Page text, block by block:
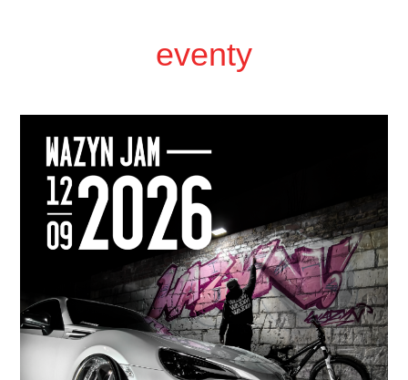
eventy